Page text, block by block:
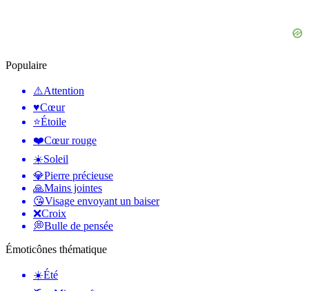
Populaire
⚠️Attention
♥️Cœur
⭐Étoile
❤️Cœur rouge
☀️Soleil
💎Pierre précieuse
🙏Mains jointes
😘Visage envoyant un baiser
❌Croix
💭Bulle de pensée
Émoticônes thématique
☀️Été